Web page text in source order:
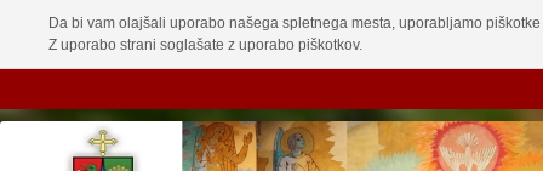
Da bi vam olajšali uporabo našega spletnega mesta, uporabljamo
Z uporabo strani soglašate z uporabo piškotkov.